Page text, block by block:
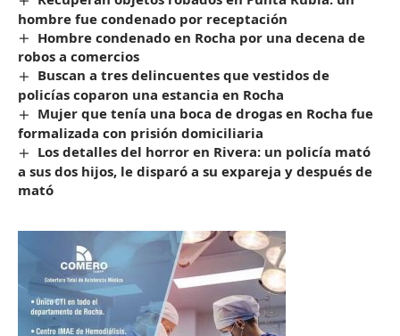
hombre fue condenado por receptación
Hombre condenado en Rocha por una decena de
robos a comercios
Buscan a tres delincuentes que vestidos de
policías coparon una estancia en Rocha
Mujer que tenía una boca de drogas en Rocha fue
formalizada con prisión domiciliaria
Los detalles del horror en Rivera: un policía mató
a sus dos hijos, le disparó a su expareja y después de
mató